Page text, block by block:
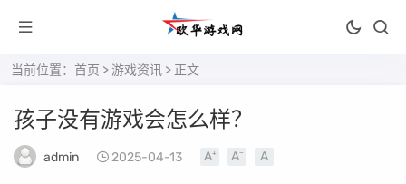
当前位置： 首页 > 游戏资讯 > 正文
孩子没有游戏会怎么样？
admin 2025-04-13